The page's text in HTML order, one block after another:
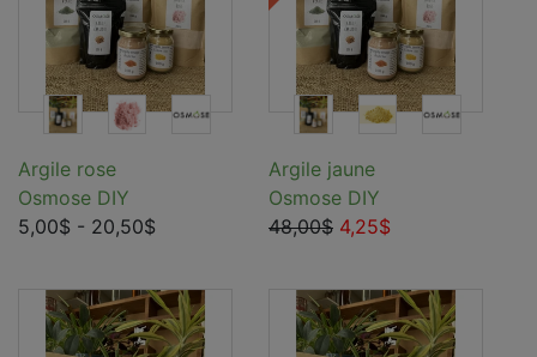
Argile rose
Osmose DIY
5,00$ - 20,50$
Argile jaune
Osmose DIY
48,00$ 4,25$